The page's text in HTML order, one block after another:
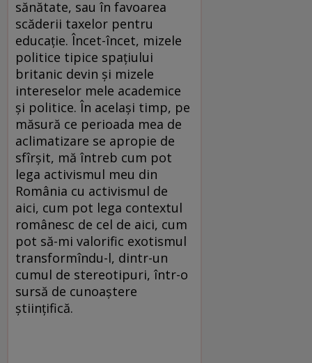
sănătate, sau în favoarea
scăderii taxelor pentru
educaţie. Încet-încet, mizele
politice tipice spaţiului
britanic devin şi mizele
intereselor mele academice
şi politice. În acelaşi timp, pe
măsură ce perioada mea de
aclimatizare se apropie de
sfîrşit, mă întreb cum pot
lega activismul meu din
România cu activismul de
aici, cum pot lega contextul
românesc de cel de aici, cum
pot să-mi valorific exotismul
transformîndu-l, dintr-un
cumul de stereotipuri, într-o
sursă de cunoaştere
ştiinţifică.